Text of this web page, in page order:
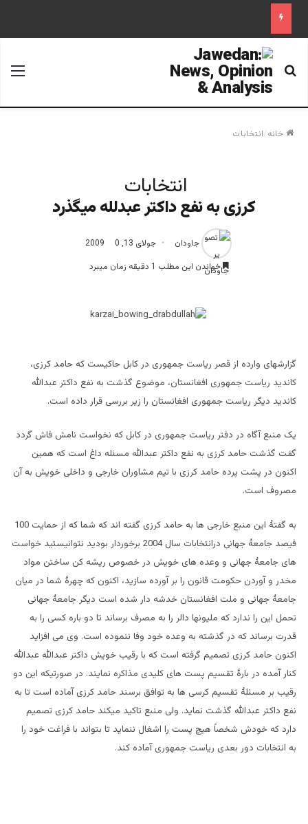
جستجو برای
خانه/انتخابات
انتخابات
كرزی به نفع داکتر عبدلله میگذرد
جاودان جولای 13, 2009
0
خواندن این مطلب 1 دقیقه زمان میبرد
گزارشهای وارده از قصر ریاست جمهوری در کابل حاکیست که حامد کرزی،
کاندید ریاست جمهوری افغانستان، موضوع گذشت به نفع داکتر عبدالله
کاندید دیگر ریاست جمهوری افغانستان را زیر بررسی قرار داده است.
یک منبع آگاه در دفتر ریاست جمهوری در کابل که نخواست نامش فاش گردد
گفت گذشت حامد کرزی به نفع داکتر عبدالله مسئله داغ است که همین
اکنون در پشت پرده حامد کرزی با تیم مشاوران خارجی و داخلی خویش به آن
مصروف است.
به گفتۀ این منبع خارجی ها به حامد کرزی گفته اند که شما که از حمایت 100
فیصد
جامعۀ جهانی درانتخابات سال 2004 برخوردار بودید نتوانیستید خواست
های جامعۀ جهانی و وعده های خویش در خصوص ریشه کن ساختن مواد
مخدر و آوردن حکومت قانون را بر آورده سازید، اکنون که چهرۀ شما در میان
جامعۀ جهانی و ملت افغانستان خدشه دار شده است دیگر جامعۀ جهانی
تحمل این را ندارد که ملیونها دالر را به مصرف برساند تا دو باره کسی را به
قدرت برساند که در گذشته به وعده خود وفا ننموده است. وی می افزاید
اکنون حامد کرزی تصمیم گرفته است که با رقیب خویش داکتر عبدالله عبدالله
کنار آمده در بارۀ تقسیم پست های کلیدی مذاکره نمایند. در صورتیکه این دو
رقیب بر مسئلۀ تقسیم کرسی ها به توافق برسند حامد کرزی آماده است تا به
نفع داکتر عبدالله گذشت نماید. ولی منبع تاکید میکند حامد کرزی تصمیم
دارد که خودش شخصاً هیچ پست را اشغال ننماید تا بتواند با فراغت خود را
به انتخابات دور بعدی ریاست جمهوری آماده کند.